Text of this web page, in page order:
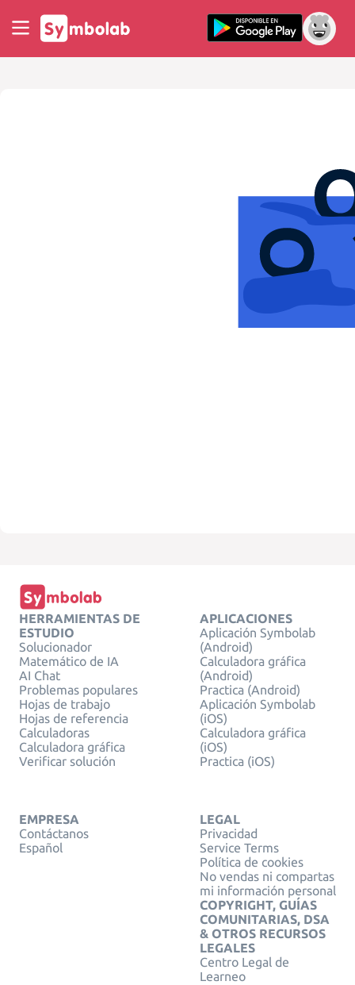
HERRAMIENTAS DE
ESTUDIO
Solucionador
Matemático de IA
AI Chat
Problemas populares
Hojas de trabajo
Hojas de referencia
Calculadoras
Calculadora gráfica
Verificar solución
APLICACIONES
Aplicación Symbolab
(Android)
Calculadora gráfica
(Android)
Practica (Android)
Aplicación Symbolab
(iOS)
Calculadora gráfica
(iOS)
Practica (iOS)
EMPRESA
Contáctanos
Español
LEGAL
Privacidad
Service Terms
Política de cookies
No vendas ni compartas
mi información personal
COPYRIGHT, GUÍAS
COMUNITARIAS, DSA
& OTROS RECURSOS
LEGALES
Centro Legal de
Learneo